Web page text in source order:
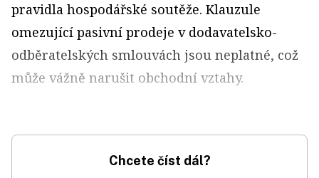
pravidla hospodářské soutěže. Klauzule
omezující pasivní prodeje v dodavatelsko-
odběratelských smlouvách jsou neplatné, což
může vážně narušit obchodní vztahy.
Chcete číst dál?